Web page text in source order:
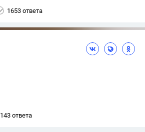
1653 ответа
143 ответа